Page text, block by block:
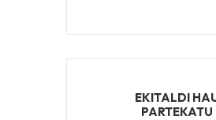
EKITALDI
PARTEKATU